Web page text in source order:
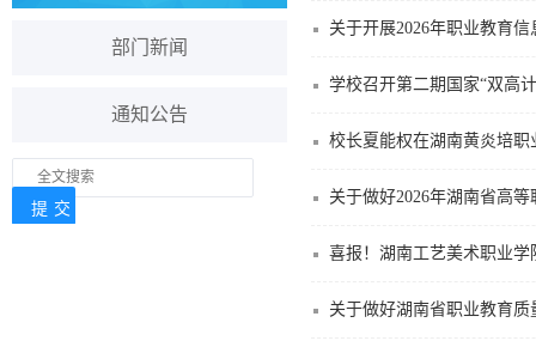
部门新闻
通知公告
关于开展2026年职业教育
学校召开第二期国家“双高
校长夏能权在湖南黄炎培
关于做好2026年湖南省高
喜报！湖南工艺美术职业学
关于做好湖南省职业教育